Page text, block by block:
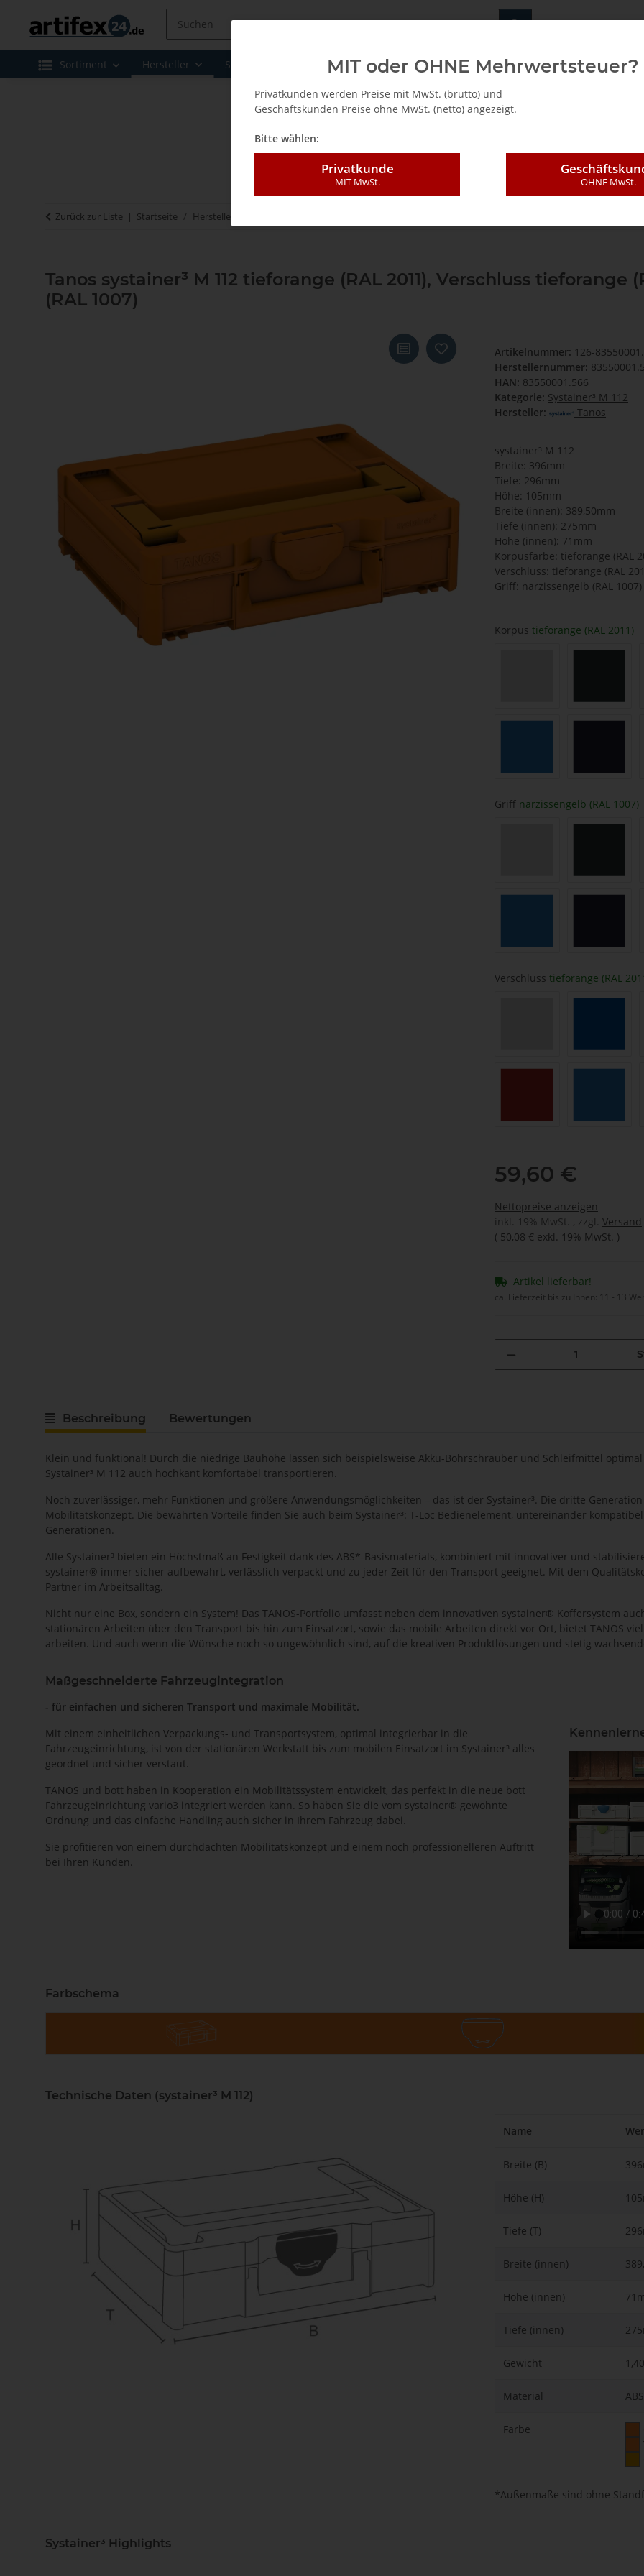
Fachshop für
Sortiment Hersteller Sale Leasing / Mietkauf
Zurück zur Liste Startseite Hersteller
Tanos systainer³ M 112 tieforange (RAL 2011), Verschluss tieforange
(RAL 1007)
Artikelnummer: 126-
Herstellernummer:
HAN: 83550001.566
Kategorie: Systainer³ M 112
Hersteller:
Tanos
systainer³ M 112
Breite: 396mm
Tiefe: 296mm
Höhe: 105mm
Breite (innen): 389,50mm
Tiefe (innen): 275mm
Höhe (innen): 71mm
Korpusfarbe: tieforange (RAL
Verschluss: tieforange (RAL
Griff: narzissengelb (RAL 1007)
Korpus tieforange (RAL 2011)
Griff narzissengelb (RAL 1007)
Verschluss tieforange (RAL
59,60 €
Nettopreise anzeigen
inkl. 19% MwSt. , zzgl. Versand
( 50,08 € exkl. 19% MwSt. )
Artikel lieferbar!
ca. Lieferzeit bis zu Ihnen: 11 - 13
Beschreibung Bewertungen
Klein und funktional! Durch die niedrige Bauhöhe lassen sich beispielsweise Akku-Bohrschrauber und Schleifmittel
Systainer³ M 112 auch hochkant komfortabel transportieren.
Noch zuverlässiger, mehr Funktionen und größere Anwendungsmöglichkeiten – das ist der Systainer³. Die dritte
Mobilitätskonzept. Die bewährten Vorteile finden Sie auch beim Systainer³: T-Loc Bedienelement, untereinander
Generationen.
Alle Systainer³ bieten ein Höchstmaß an Festigkeit dank des ABS*-Basismaterials, kombiniert mit innovativer und
systainer® immer sicher aufbewahrt, verlässlich verpackt und zu jeder Zeit für den Transport geeignet. Mit dem
Partner im Arbeitsalltag.
Nicht nur eine Box, sondern ein System! Das TANOS-Portfolio umfasst neben dem innovativen systainer® Koffersystem
stationären Arbeiten über den Transport bis hin zum Einsatzort, sowie das mobile Arbeiten direkt vor Ort, bietet TANOS
arbeiten. Und auch wenn die Wünsche noch so ungewöhnlich sind, auf die kreativen Produktlösungen und stetig
Maßgeschneiderte Fahrzeugintegration
- für einfachen und sicheren Transport und maximale Mobilität.
Mit einem einheitlichen Verpackungs- und Transportsystem, optimal integrierbar in die
Fahrzeugeinrichtung, ist von der stationären Werkstatt bis zum mobilen Einsatzort im Systainer³ alles
geordnet und sicher verstaut.
TANOS und bott haben in Kooperation ein Mobilitätssystem entwickelt, das perfekt in die neue bott
Fahrzeugeinrichtung vario3 integriert werden kann. So haben Sie die vom systainer® gewohnte
Ordnung und das einfache Handling auch sicher in Ihrem Fahrzeug dabei.
Sie profitieren von einem durchdachten Mobilitätskonzept und einem noch professionelleren Auftritt
bei Ihren Kunden.
Farbschema
Technische Daten (systainer³ M 112)
Name
Breite (B)
Höhe (H)
Tiefe (T)
Breite (innen)
Höhe (innen)
Tiefe (innen)
Gewicht
Material
Farbe
*Außenmaße sind ohne
Systainer³ Highlights
MIT oder OHNE Mehrwertsteuer?
Privatkunden werden Preise mit MwSt. (brutto) und
Geschäftskunden Preise ohne MwSt. (netto) angezeigt.
Bitte wählen:
Privatkunde
MIT MwSt. OHNE MwSt.